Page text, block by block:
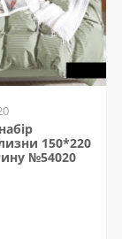
150*220
№54020